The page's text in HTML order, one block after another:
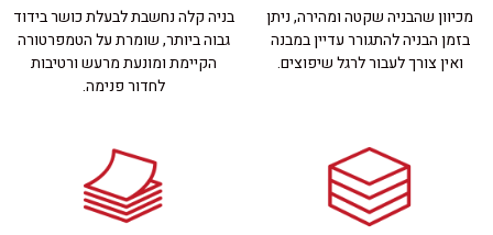
מכיוון שהבניה שקטה ומהירה, ניתן
בזמן הבניה להתגורר עדיין במבנה
ואין צורך לעבור לרגל שיפוצים.
בניה קלה נחשבת לבעלת כושר בידוד
גבוה ביותר, שומרת על הטמפרטורה
הקיימת ומונעת מרעש ורטיבות
לחדור פנימה.